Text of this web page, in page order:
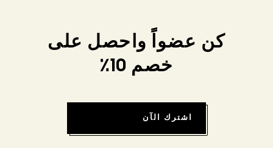
كن عضواً واحصل على
خصم 10٪
اشترك الآن